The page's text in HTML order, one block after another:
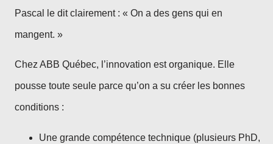
Pascal le dit clairement : « On a des gens qui en
mangent. »
Chez ABB Québec, l’innovation est organique. Elle
pousse toute seule parce qu’on a su créer les bonnes
conditions :
Une grande compétence technique (plusieurs PhD,